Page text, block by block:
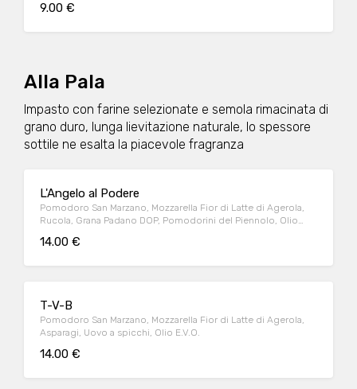
9.00 €
Alla Pala
Impasto con farine selezionate e semola rimacinata di
grano duro, lunga lievitazione naturale, lo spessore
sottile ne esalta la piacevole fragranza
L'Angelo al Podere
Pomodoro San Marzano, Mozzarella Fior di Latte di Agerola,
Rucola, Grana Padano DOP, Pomodorini del Piennolo, Olio
14.00 €
T-V-B
Pomodoro San Marzano, Mozzarella Fior di Latte di Agerola,
Asparagi, Uovo a spicchi, Olio E.V.O.
14.00 €